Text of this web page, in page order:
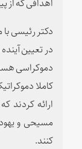
دکتر رئیسی
در تعیین
دموکراسی
کاملا
ارائه کردند
مسیحی و
کنند.